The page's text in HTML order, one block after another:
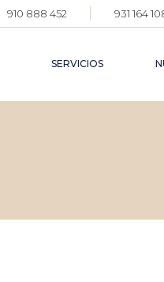
910 888 452 931 164
SERVICIOS